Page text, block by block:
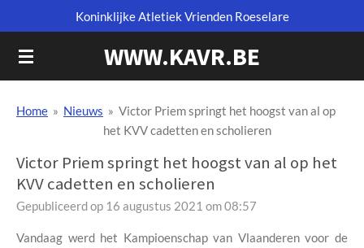
direct
naar
WWW.KAVR.BE
Koninklijke Atletiek Vrienden Roeselare
Home » Nieuws » Victor Priem springt het hoogst van al op
het KVV cadetten en scholieren
Victor Priem springt het hoogst van al op het
KVV cadetten en scholieren
Gepubliceerd op 16 augustus 2021 om 08:57
Vandaag werd het Kampioenschap van Vlaanderen voor de